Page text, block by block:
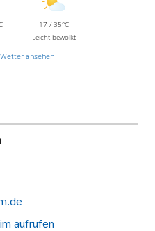
17 / 35°C
Leicht bewölkt
ansehen
aufrufen